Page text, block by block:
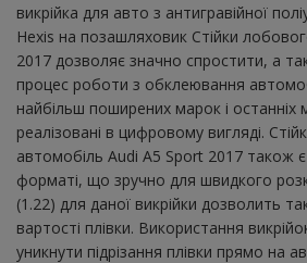
викрійка для авто з антигравійної
Hexis на позашляховик Стійки
2017 дозволяє значно спростити, а
процес роботи з обклеювання
найбільш поширених марок і останніх
реалізовані в цифровому вигляді.
автомобіль Audi A5 Sport 2017 також
форматі, що зручно для швидкого
(1.22) для даної викрійки дозволить
вартості плівки. Використання
уникнути підрізання плівки прямо на